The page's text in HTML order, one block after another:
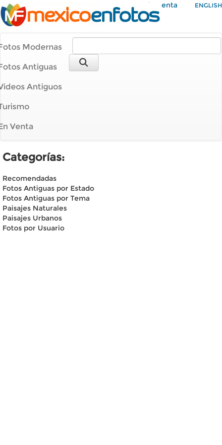
Mi Cuenta ENGLISH
Modernas
Antiguas
Antiguos
Venta
Categorías:
Recomendadas
Fotos Antiguas por Estado
Fotos Antiguas por Tema
Paisajes Naturales
Paisajes Urbanos
Fotos por Usuario